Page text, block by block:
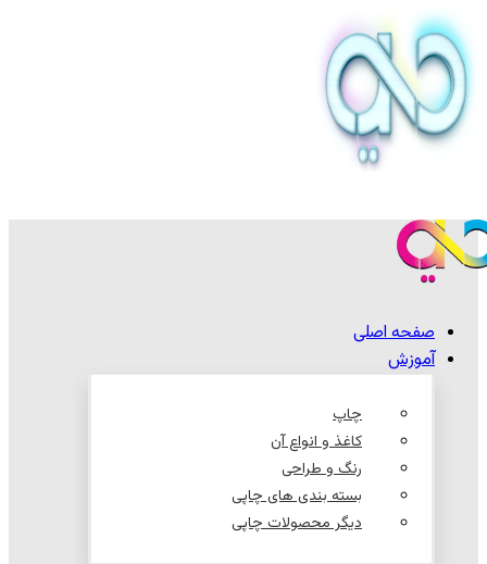
صفحه اصلی
آموزش
چاپ
کاغذ و انواع آن
رنگ و طراحی
بسته بندی های چاپی
دیگر محصولات چاپی